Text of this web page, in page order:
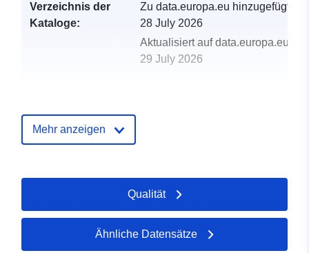
Verzeichnis der
Kataloge:
Zu data.europa.eu hinzugefügt:
28 July 2026
Aktualisiert auf data.europa.eu:
29 July 2026
Mehr anzeigen
Qualität
Ähnliche Datensätze